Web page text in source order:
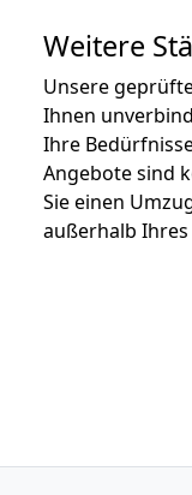
Weitere
Unsere
Ihnen
Ihre
Angebote sind
Sie einen
außerhalb